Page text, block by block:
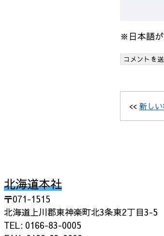
※日本語が
<< 新し
北海道本社
〒071-1515
北海道上川郡東神楽町北3条東2丁目3-5
TEL: 0166-83-0005